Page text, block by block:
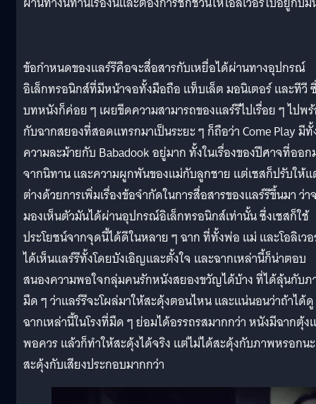
ข้อกำหนดของแลร์รีคือจะสื่อสารกับเหยื่อได้ผ่านทางอุปกรณ์
อิเล็กทรอนิกส์ที่มีหน้าจอทั้งมือถือ แท็บเล็ต มอนิเตอร์ และทีวี
บทหนังก็ค่อย ๆ เผยขีดความสามารถของแลร์รีไปเรื่อย ๆ ไปพ
กับฉากสยองที่สอดแทรกมาเป็นระยะ ๆ ก็ถือว่า Come Play มีทั้
ความละม้ายกับ Babadook อยู่มาก ทั้งในเรื่องของปีศาจที่ออก
จากนิทาน และความผูกพันของแม่กับลูกชาย แต่เชสก็ปรับให้
ต่างด้วยการเพิ่มเรื่องข้อจำกัดในการสื่อสารของแลร์รีขึ้นมา ว่า
มองเห็นตัวมันได้ผ่านอุปกรณ์อิเล็กทรอนิกส์เท่านั้น ซึ่งเชสก็ใช้
ประโยชน์จากจุดนี้ได้ดีในหลาย ๆ ฉาก ที่ทั้งพ่อ แม่ และโอลิเว
ได้เห็นแลร์รีทั้งโดยบังเอิญและตั้งใจ และฉากเหล่านี้ก็น่าตอบ
สนองความพอใจกลุ่มคนรักหนังสยองขวัญได้บ้าง ที่ได้ลุ้นกับ
มืด ๆ ว่าแลร์รีจะโผล่มาให้สะดุ้งตอนไหน และแน่นอนว่าถ้าได้ดู
ฉากเหล่านี้ในโรงที่มืด ๆ ย่อมได้อรรถรสมากกว่า หนังมีฉากตุ้ง
พอควร แล้วก็ทำให้สะดุ้งได้จริง แต่ไม่ได้สะดุ้งกับภาพหรอกนะ
สะดุ้งกับเสียงประกอบมากกว่า